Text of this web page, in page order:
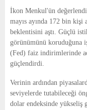
E
N
U
İkon Menkul'ün
mayıs ayında 172 bin
beklentisini aştı. Güçlü
görünümünü koruduğuna
(Fed) faiz indirimlerinde
güçlendirdi.
Verinin ardından
seviyelerde tutabileceği
dolar endeksinde